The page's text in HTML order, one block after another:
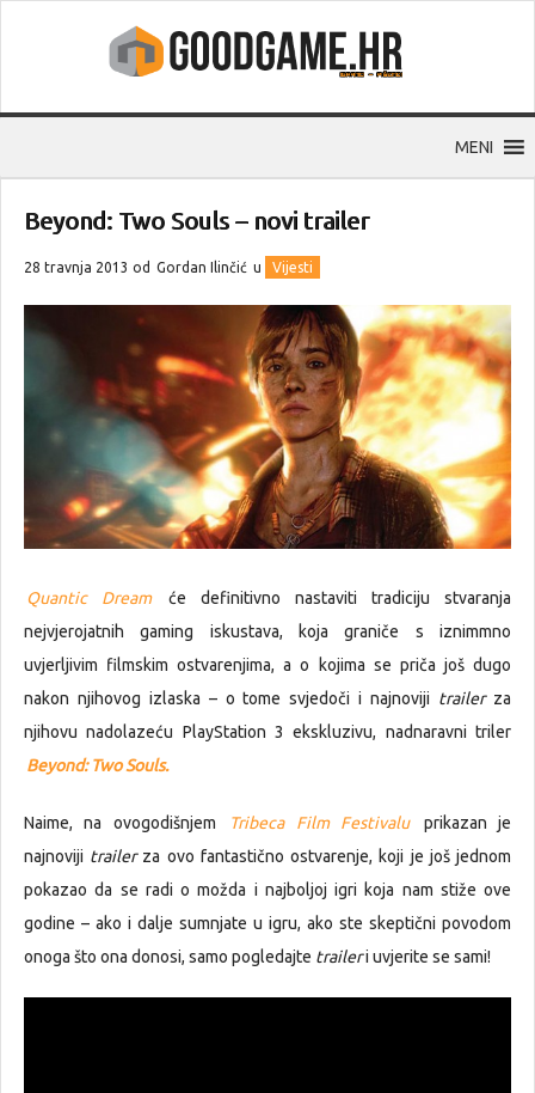
MENI
Beyond: Two Souls – novi trailer
28 travnja 2013 od Gordan Ilinčić u Vijesti
Quantic Dream
će definitivno nastaviti tradiciju stvaranja
nejvjerojatnih gaming iskustava, koja graniče s iznimmno
uvjerljivim filmskim ostvarenjima, a o kojima se priča još dugo
nakon njihovog izlaska – o tome svjedoči i najnoviji trailerza
njihovu nadolazeću PlayStation 3 ekskluzivu, nadnaravni triler
Beyond: Two Souls.
Naime, na ovogodišnjem Tribeca Film Festivalu
prikazan je
najnoviji trailerza ovo fantastično ostvarenje, koji je još jednom
pokazao da se radi o možda i najboljoj igri koja nam stiže ove
godine – ako i dalje sumnjate u igru, ako ste skeptični povodom
onoga što ona donosi, samo pogledajte traileri uvjerite se sami!